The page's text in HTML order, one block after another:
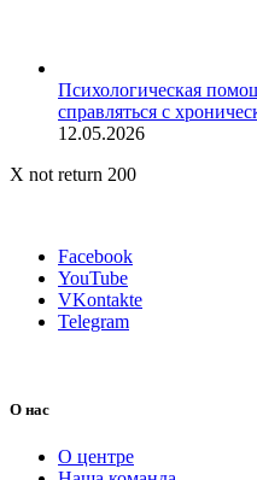
Психологическая
справляться с
12.05.2026
X not return 200
Facebook
YouTube
VKontakte
Telegram
О нас
О центре